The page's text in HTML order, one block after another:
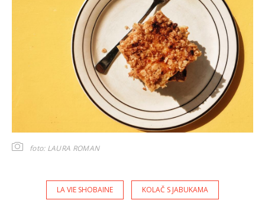
foto: LAURA ROMAN
LA VIE SHOBAINE KOLAČ S JABUKAMA